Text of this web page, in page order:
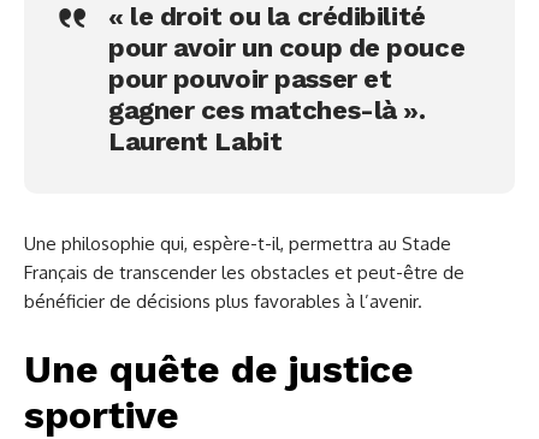
« le droit ou la crédibilité
pour avoir un coup de pouce
pour pouvoir passer et
gagner ces matches-là ».
Laurent Labit
Une philosophie qui, espère-t-il, permettra au Stade
Français de transcender les obstacles et peut-être de
bénéficier de décisions plus favorables à l’avenir.
Une quête de justice
sportive